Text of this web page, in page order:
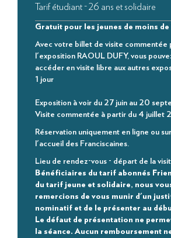
Tarif étudiant - 26 ans et solidaire
Gratuit pour les jeunes de moins de
Avec votre billet de visite commentée
l'exposition RAOUL DUFY, vous
accéder en visite libre aux autres
1 jour
Exposition à voir du 27 juin au 20
Visite commentée à partir du 4 juillet
Réservation uniquement en ligne ou
l'accueil des Franciscaines.
Lieu de rendez-vous - départ de la
Bénéficiaires du tarif abonnés
du tarif jeune et solidaire, nous
remercions de vous munir d'un
nominatif et de le présenter au
Le défaut de présentation ne
la séance. Aucun remboursement